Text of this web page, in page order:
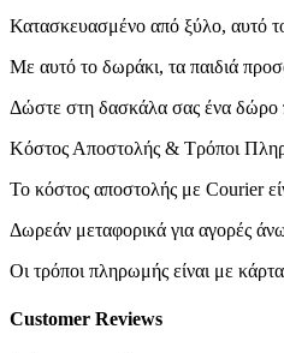
Κατασκευασμένο από ξύλο, αυτό το
Με αυτό το δωράκι, τα παιδιά
Δώστε στη δασκάλα σας ένα δώρο
Κόστος Αποστολής & Τρόποι
Το κόστος αποστολής με Courier
Δωρεάν μεταφορικά για αγορές
Οι τρόποι πληρωμής είναι με
Customer Reviews